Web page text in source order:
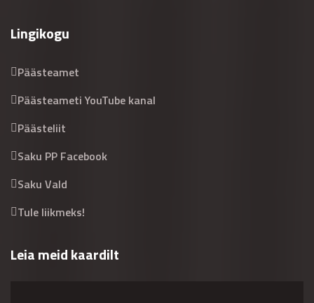
Lingikogu
Päästeamet
Päästeameti YouTube kanal
Päästeliit
Saku PP Facebook
Saku Vald
Tule liikmeks!
Leia meid kaardilt